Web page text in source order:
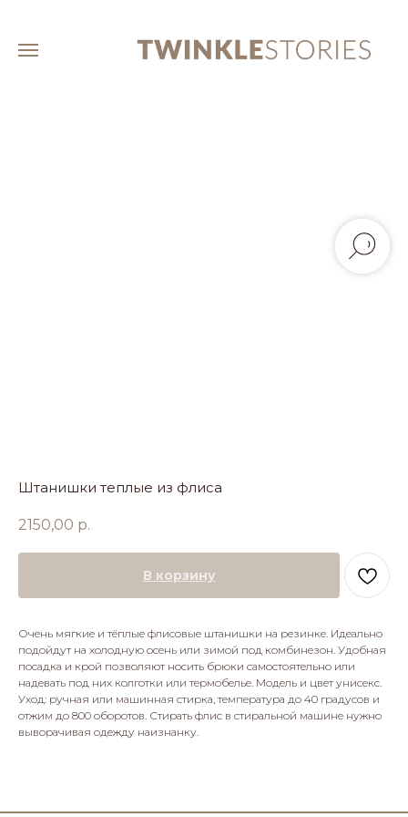
Штанишки теплые из флиса
2150,00 р.
В корзину
Очень мягкие и тёплые флисовые штанишки на резинке. Идеально
подойдут на холодную осень или зимой под комбинезон. Удобная
посадка и крой позволяют носить брюки самостоятельно или
надевать под них колготки или термобелье. Модель и цвет унисекс.
Уход: ручная или машинная стирка, температура до 40 градусов и
отжим до 800 оборотов. Стирать флис в стиральной машине нужно
выворачивая одежду наизнанку.